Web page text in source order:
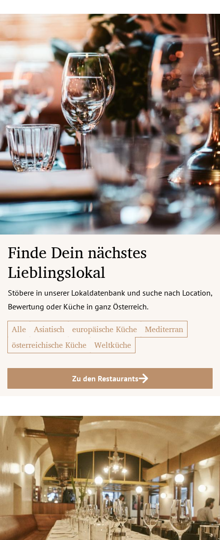
Finde Dein nächstes
Lieblingslokal
Stöbere in unserer Lokaldatenbank und suche nach Location,
Bewertung oder Küche in ganz Österreich.
Alle Asiatisch europäische Küche
Mediterran
österreichische Küche
Weltküche
Zu den Restaurants